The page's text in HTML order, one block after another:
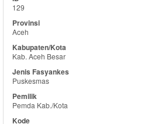
129
Aceh
Kab. Aceh Besar
Puskesmas
Pemda Kab./Kota